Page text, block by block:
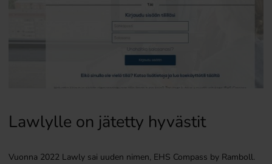
Lawlylle on jätetty hyvästit
Vuonna 2022 Lawly sai uuden nimen, EHS Compass by Ramboll.